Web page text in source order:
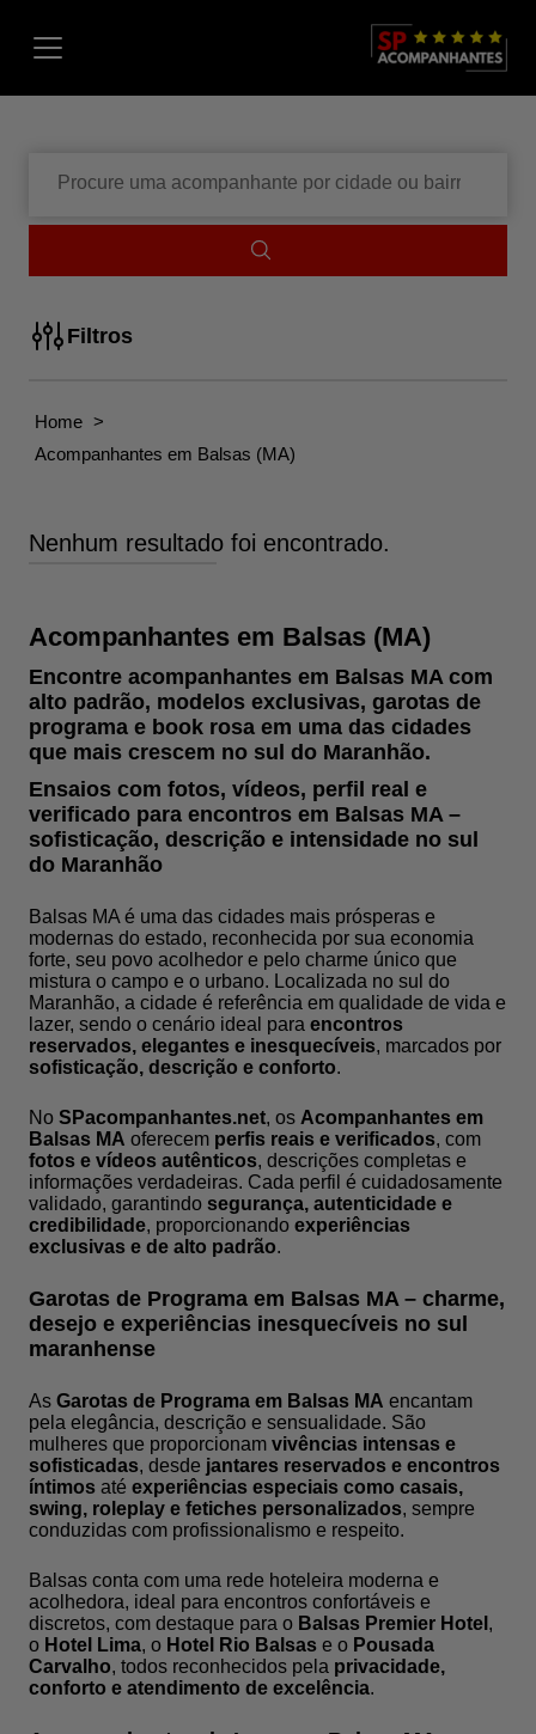
Menu
encontrar
Filtros
Home >
Acompanhantes em Balsas (MA)
Nenhum resultado foi encontrado.
Acompanhantes em Balsas (MA)
Encontre acompanhantes em Balsas MA com
alto padrão, modelos exclusivas, garotas de
programa e book rosa em uma das cidades
que mais crescem no sul do Maranhão.
Ensaios com fotos, vídeos, perfil real e
verificado para encontros em Balsas MA –
sofisticação, descrição e intensidade no sul
do Maranhão
Balsas MA é uma das cidades mais prósperas e
modernas do estado, reconhecida por sua economia
forte, seu povo acolhedor e pelo charme único que
mistura o campo e o urbano. Localizada no sul do
Maranhão, a cidade é referência em qualidade de vida e
lazer, sendo o cenário ideal para encontros
reservados, elegantes e inesquecíveis, marcados por
sofisticação, descrição e conforto.
No SPacompanhantes.net, os Acompanhantes em
Balsas MA oferecem perfis reais e verificados, com
fotos e vídeos autênticos, descrições completas e
informações verdadeiras. Cada perfil é cuidadosamente
validado, garantindo segurança, autenticidade e
credibilidade, proporcionando experiências
exclusivas e de alto padrão.
Garotas de Programa em Balsas MA – charme,
desejo e experiências inesquecíveis no sul
maranhense
As Garotas de Programa em Balsas MA encantam
pela elegância, descrição e sensualidade. São
mulheres que proporcionam vivências intensas e
sofisticadas, desde jantares reservados e encontros
íntimos até experiências especiais como casais,
swing, roleplay e fetiches personalizados, sempre
conduzidas com profissionalismo e respeito.
Balsas conta com uma rede hoteleira moderna e
acolhedora, ideal para encontros confortáveis e
discretos, com destaque para o Balsas Premier Hotel ,
o Hotel Lima, o Hotel Rio Balsas e o Pousada
Carvalho, todos reconhecidos pela privacidade,
conforto e atendimento de excelência.